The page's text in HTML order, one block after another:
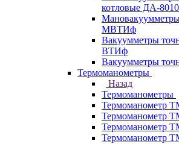
котловые ДА-
МВТИф
Вакуумметры
ВТИф
Вакуумметры
Термоманометры
Назад
Термоманометры
Термоманометр
Термоманометр
Термоманометр
Термоманометр